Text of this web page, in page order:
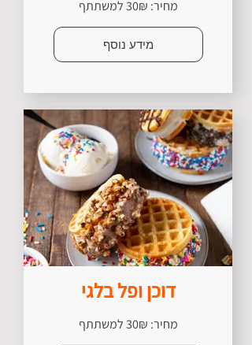
מחיר: 30₪ למשתתף
מידע נוסף
דוכן ופל בלגי
מחיר: 30₪ למשתתף